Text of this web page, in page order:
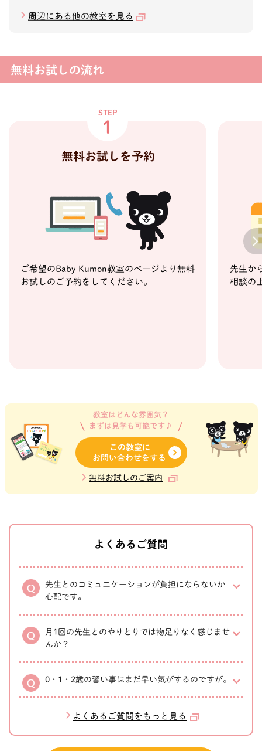
周辺にある他の教室を見る
無料お試しの流れ
STEP
1
無料お試しを予約
ご希望のBaby Kumon教室のページより無料
お試しのご予約をしてください。
先生か
相談の
教室はどんな雰囲気？
まずは見学も可能です♪
この教室に
お問い合わせをする
無料お試しのご案内
よくあるご質問
先生とのコミュニケーションが負担にならないか
心配です。
月1回の先生とのやりとりでは物足りなく感じませ
んか？
0・1・2歳の習い事はまだ早い気がするのですが。
よくあるご質問をもっと見る